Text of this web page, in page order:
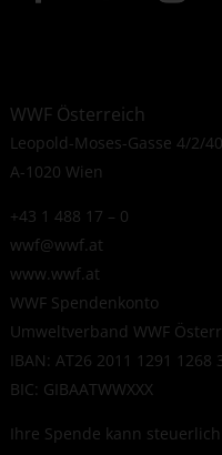
WWF Österreich
Leopold-Moses-Gasse 4/2/
A-1020 Wien
+43 1 488 17 – 0
wwf@wwf.at
www.wwf.at
WWF Spendenkonto
Umweltverband WWF
IBAN: AT26 2011 1291 1268
BIC: GIBAATWWXXX
Ihre Spende kann